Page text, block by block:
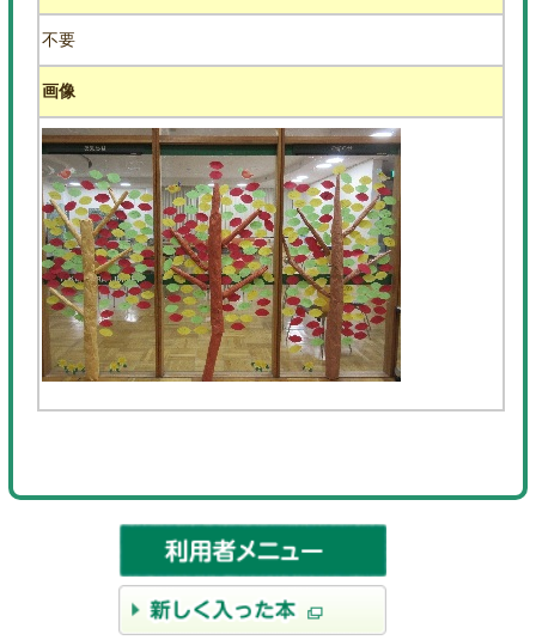
不要
画像